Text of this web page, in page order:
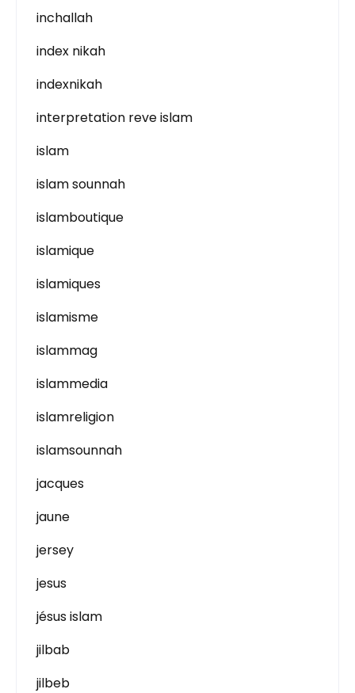
inchallah
index nikah
indexnikah
interpretation reve islam
islam
islam sounnah
islamboutique
islamique
islamiques
islamisme
islammag
islammedia
islamreligion
islamsounnah
jacques
jaune
jersey
jesus
jésus islam
jilbab
jilbeb